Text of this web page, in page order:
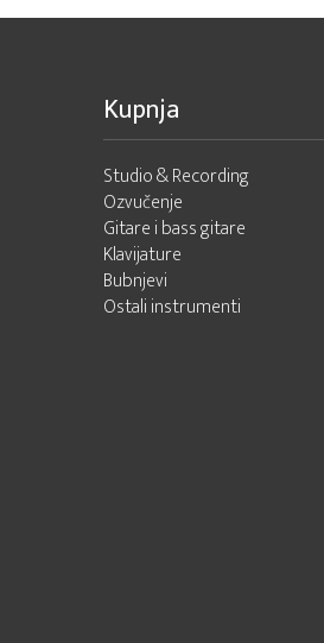
Kupnja
Studio & Recording
Ozvučenje
Gitare i bass gitare
Klavijature
Bubnjevi
Ostali instrumenti